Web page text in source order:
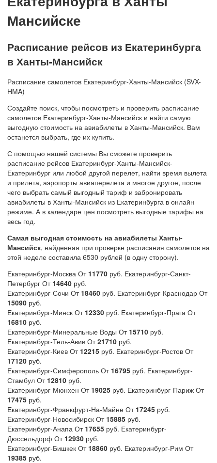
Мансийске
Расписание рейсов из Екатеринбурга
в Ханты-Мансийск
Расписание самолетов Екатеринбург-Ханты-Мансийск (SVX-
HMA)
Создайте поиск, чтобы посмотреть и проверить расписание
самолетов Екатеринбург-Ханты-Мансийск и найти самую
выгодную стоимость на авиабилеты в Ханты-Мансийск. Вам
останется выбрать, где их купить.
С помощью нашей системы Вы сможете проверить
расписание рейсов Екатеринбург-Ханты-Мансийск-
Екатеринбург или любой другой перелет, найти время вылета
и прилета, аэропорты авиаперелета и многое другое, после
чего выбрать самый выгодный тариф и забронировать
авиабилеты в Ханты-Мансийск из Екатеринбурга в онлайн
режиме. А в календаре цен посмотреть выгодные тарифы на
весь год.
Самая выгодная стоимость на авиабилеты Ханты-
Мансийск, найденная при проверке расписания самолетов на
этой неделе составила 6530 рублей (в одну сторону).
Екатеринбург-Москва От 11770 руб. Екатеринбург-Санкт-
Петербург От 14640 руб.
Екатеринбург-Сочи От 18460 руб. Екатеринбург-Краснодар От
15090 руб.
Екатеринбург-Минск От 12330 руб. Екатеринбург-Прага От
16810 руб.
Екатеринбург-Минеральные Воды От 15710 руб.
Екатеринбург-Тель-Авив От21710 руб.
Екатеринбург-Киев От 12215 руб. Екатеринбург-Ростов От
17120 руб.
Екатеринбург-Симферополь От 16795 руб. Екатеринбург-
Стамбул От 12810 руб.
Екатеринбург-Мюнхен От 19025 руб. Екатеринбург-Париж От
17475 руб.
Екатеринбург-Франкфурт-На-Майне От 17245 руб.
Екатеринбург-Новосибирск От 15885 руб.
Екатеринбург-Анапа От 17655 руб. Екатеринбург-
Дюссельдорф От 12930 руб.
Екатеринбург-Бишкек От 18860 руб. Екатеринбург-Рим От
19385 руб.